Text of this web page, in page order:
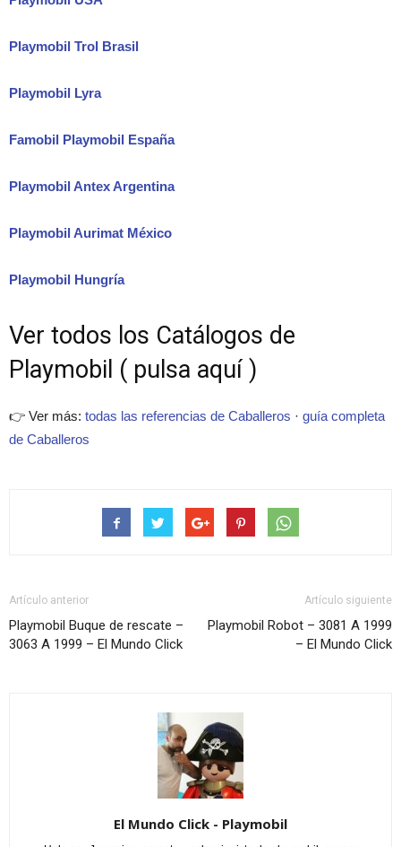
Playmobil Trol Brasil
Playmobil Lyra
Famobil Playmobil España
Playmobil Antex Argentina
Playmobil Aurimat México
Playmobil Hungría
Ver todos los Catálogos de
Playmobil ( pulsa aquí )
👉 Ver más: todas las referencias de Caballeros · guía completa
de Caballeros
Artículo anterior
Playmobil Buque de rescate –
3063 A 1999 – El Mundo Click
Artículo siguiente
Playmobil Robot – 3081 A 1999
– El Mundo Click
El Mundo Click - Playmobil